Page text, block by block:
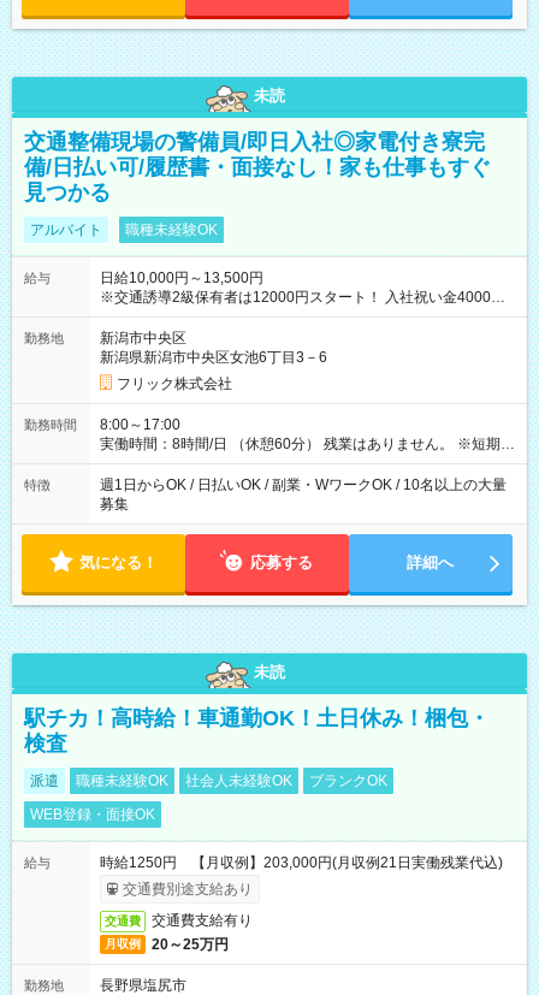
未読
交通整備現場の警備員/即日入社◎家電付き寮完
備/日払い可/履歴書・面接なし！家も仕事もすぐ
見つかる
アルバイト 職種未経験OK
給与
日給10,000円～13,500円
※交通誘導2級保有者は12000円スタート！ 入社祝い金4000円
【試用期間】試用期間なし
勤務地
新潟市中央区
新潟県新潟市中央区女池6丁目3－6
フリック株式会社
勤務時間
8:00～17:00
実働時間：8時間/日 （休憩60分） 残業はありません。 ※短期の
募集は行っておりません。予めご了承くださいませ。
特徴
週1日からOK / 日払いOK / 副業・WワークOK / 10名以上の大量
募集
気になる！ 応募する 詳細へ
未読
駅チカ！高時給！車通勤OK！土日休み！梱包・
検査
派遣 職種未経験OK 社会人未経験OK
ブランクOK
WEB登録・面接OK
給与
時給1250円 【月収例】203,000円(月収例21日実働残業代込)
交通費別途支給あり
交通費 交通費支給有り
月収例 20～25万円
勤務地
長野県塩尻市